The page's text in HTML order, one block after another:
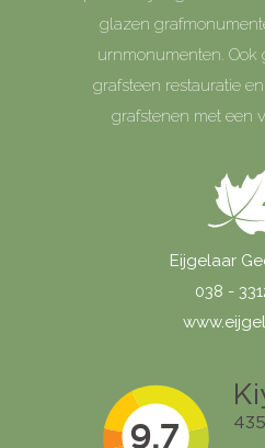
glazen
urnmonumenten. Ook
grafsteen restauratie
grafstenen met een
Eijgelaar
038 -